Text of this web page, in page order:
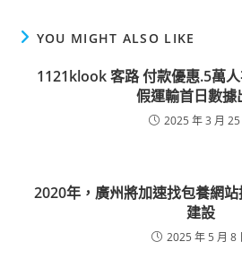
YOU MIGHT ALSO LIKE
1121klook 客路 付款優惠.5萬
假運輸首日數據
2025 年 3 月 25
2020年，廣州將加速找包養網
建設
2025 年 5 月 8